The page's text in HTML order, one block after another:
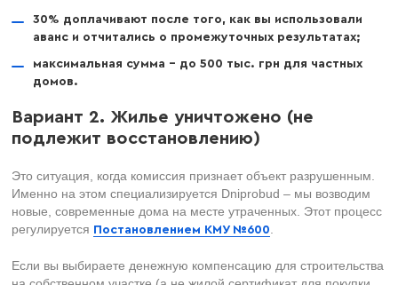
30% доплачивают после того, как вы использовали
аванс и отчитались о промежуточных результатах;
максимальная сумма – до 500 тыс. грн для частных
домов.
Вариант 2. Жилье уничтожено (не
подлежит восстановлению)
Это ситуация, когда комиссия признает объект разрушенным.
Именно на этом специализируется Dniprobud – мы возводим
новые, современные дома на месте утраченных. Этот процесс
регулируется Постановлением КМУ №600
Если вы выбираете денежную компенсацию для строительства